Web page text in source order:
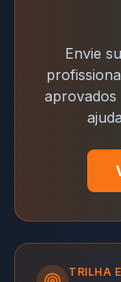
Envie
aprovados
TRILHA